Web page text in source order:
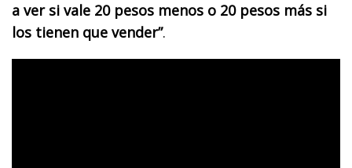
a ver si vale 20 pesos menos o 20 pesos más si
los tienen que vender”.